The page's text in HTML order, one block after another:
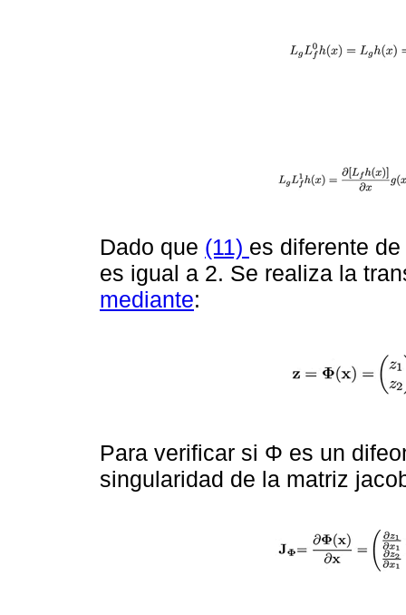
Dado que (11) es diferente
es igual a 2. Se realiza la
mediante:
Para verificar si Φ es un
singularidad de la matriz